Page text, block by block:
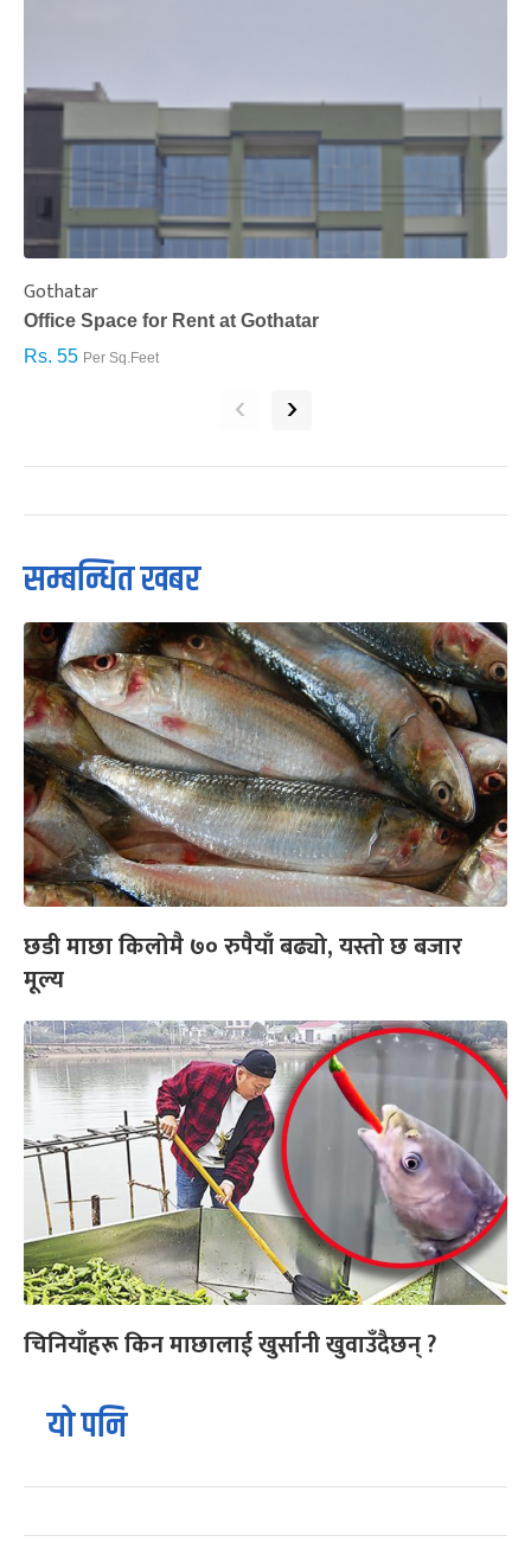
Gothatar
Office Space for Rent at Gothatar
Rs. 55 Per Sq.Feet
‹ ›
सम्बन्धित खबर
छडी माछा किलोमै ७० रुपैयाँ बढ्यो, यस्तो छ बजार
मूल्य
चिनियाँहरू किन माछालाई खुर्सानी खुवाउँदैछन् ?
यो पनि